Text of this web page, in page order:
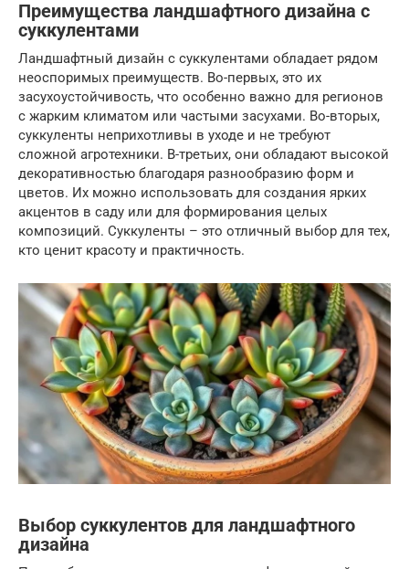
Преимущества ландшафтного дизайна с
суккулентами
Ландшафтный дизайн с суккулентами обладает рядом
неоспоримых преимуществ. Во-первых, это их
засухоустойчивость, что особенно важно для регионов
с жарким климатом или частыми засухами. Во-вторых,
суккуленты неприхотливы в уходе и не требуют
сложной агротехники. В-третьих, они обладают высокой
декоративностью благодаря разнообразию форм и
цветов. Их можно использовать для создания ярких
акцентов в саду или для формирования целых
композиций. Суккуленты – это отличный выбор для тех,
кто ценит красоту и практичность.
Выбор суккулентов для ландшафтного
дизайна